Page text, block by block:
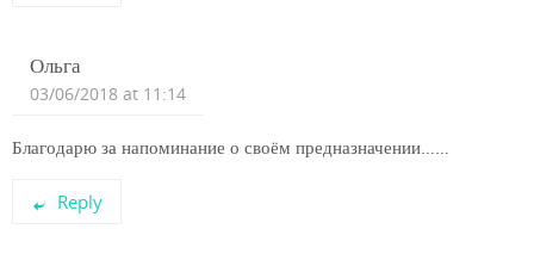
Ольга
03/06/2018 at 11:14
Благодарю за напоминание о своём предназначении……
Reply